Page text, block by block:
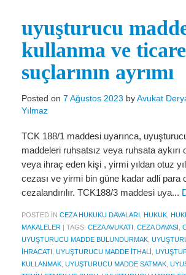
İcra Ve İflas Hukuku
Gayrimenkul hukuku
Ticaret Hukuku
İdare ve Vergi Hukuku
HESAPLAMA ARAÇLARI
İhbar Tazminatı Hesaplama
Kıdem Tazminatı Hesaplama
Fazla Mesai Hesaplama
İşsizlik Maaşı Hesaplama
uyuşturucu
kullanma ve
suçlarının ayrımı
Posted on 7 Ağustos 2023 byAvukat
Yılmaz
TCK 188/1 maddesi uyarınca,
maddeleri ruhsatsız veya ruhsata aykırı
veya ihraç eden kişi , yirmi yıldan otuz
cezası ve yirmi bin güne kadar adli para
cezalandırılır. TCK188/3 maddesi uya...
POSTED IN CEZA HUKUKU DAVALARI HUKUK
MAKALELER | TAGS: CEZA AVUKATI CEZA DAVASI
UYUŞTURUCU MADDE BULUNDURMAK
IHRACATI UYUŞTURUCU MADDE ITHALI
KULLANMAK UYUŞTURUCU MADDE SATMAK